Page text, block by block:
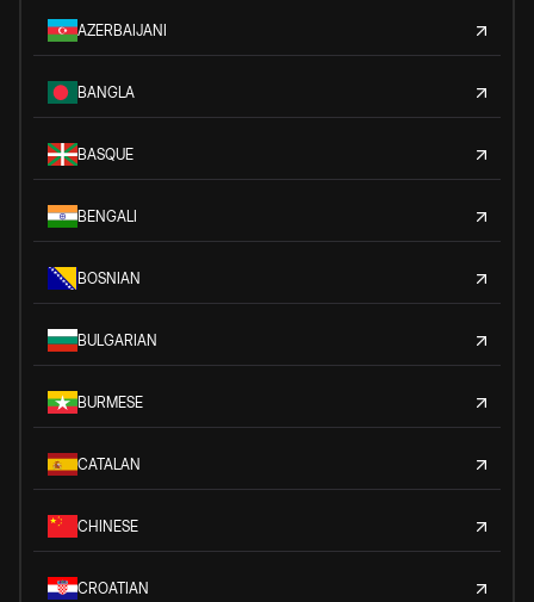
AZERBAIJANI
BANGLA
BASQUE
BENGALI
BOSNIAN
BULGARIAN
BURMESE
CATALAN
CHINESE
CROATIAN